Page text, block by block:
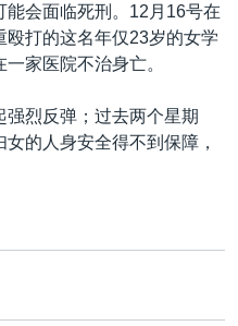
会面临死刑。12月16号在
打的这名年仅23岁的女学
家医院不治身亡。
烈反弹；过去两个星期
的人身安全得不到保障，